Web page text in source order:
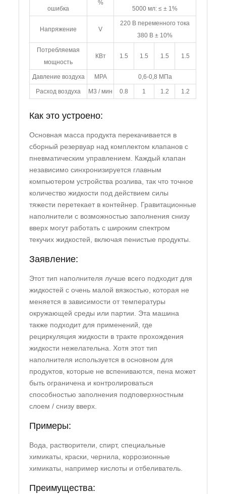
ошибка
%
5000 мл: ≤ ± 1%
Напряжение V
220 В переменного тока
380 В ± 10%
Потребляемая
мощность
КВт 1.5 1.5 1.5 1.5
Давление воздуха MPA 0,6-0,8 МПа
Расход воздуха М3 / мин 0.8 1 1.2 1.2
Как это устроено:
Основная масса продукта перекачивается в
сборный резервуар над комплектом клапанов с
пневматическим управлением. Каждый клапан
независимо синхронизируется главным
компьютером устройства розлива, так что точное
количество жидкости под действием силы
тяжести перетекает в контейнер. Гравитационные
наполнители с возможностью заполнения снизу
вверх могут работать с широким спектром
текучих жидкостей, включая пенистые продукты.
Заявление:
Этот тип наполнителя лучше всего подходит для
жидкостей с очень малой вязкостью, которая не
меняется в зависимости от температуры
окружающей среды или партии. Эта машина
также подходит для применений, где
рециркуляция жидкости в тракте прохождения
жидкости нежелательна. Хотя этот тип
наполнителя используется в основном для
продуктов, которые не вспениваются, пена может
быть ограничена и контролироваться
способностью заполнения подповерхностным
слоем / снизу вверх.
Примеры:
Вода, растворители, спирт, специальные
химикаты, краски, чернила, коррозионные
химикаты, например кислоты и отбеливатель.
Преимущества: